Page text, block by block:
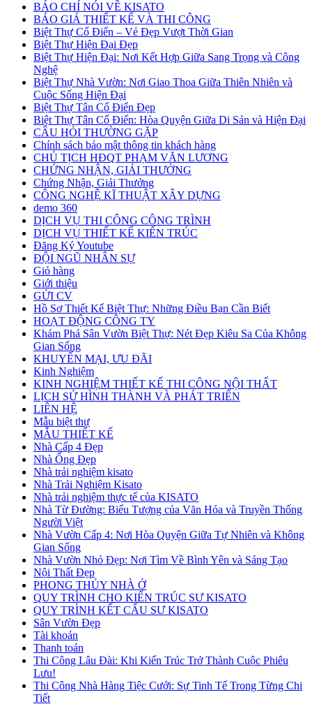
BÁO CHÍ NÓI VỀ KISATO
BÁO GIÁ THIẾT KẾ VÀ THI CÔNG
Biệt Thự Cổ Điển – Vẻ Đẹp Vượt Thời Gian
Biệt Thự Hiện Đại Đẹp
Biệt Thự Hiện Đại: Nơi Kết Hợp Giữa Sang Trọng và Công
Nghệ
Biệt Thự Nhà Vườn: Nơi Giao Thoa Giữa Thiên Nhiên và
Cuộc Sống Hiện Đại
Biệt Thự Tân Cổ Điển Đẹp
Biệt Thự Tân Cổ Điển: Hòa Quyện Giữa Di Sản và Hiện Đại
CÂU HỎI THƯỜNG GẶP
Chính sách bảo mật thông tin khách hàng
CHỦ TỊCH HĐQT PHẠM VĂN LƯƠNG
CHỨNG NHẬN, GIẢI THƯỞNG
Chứng Nhận, Giải Thưởng
CÔNG NGHỆ KĨ THUẬT XÂY DỰNG
demo 360
DỊCH VỤ THI CÔNG CÔNG TRÌNH
DỊCH VỤ THIẾT KẾ KIẾN TRÚC
Đăng Ký Youtube
ĐỘI NGŨ NHÂN SỰ
Giỏ hàng
Giới thiệu
GỬI CV
Hồ Sơ Thiết Kế Biệt Thự: Những Điều Bạn Cần Biết
HOẠT ĐỘNG CÔNG TY
Khám Phá Sân Vườn Biệt Thự: Nét Đẹp Kiêu Sa Của Không
Gian Sống
KHUYẾN MẠI, ƯU ĐÃI
Kinh Nghiệm
KINH NGHIỆM THIẾT KẾ THI CÔNG NỘI THẤT
LỊCH SỬ HÌNH THÀNH VÀ PHÁT TRIỂN
LIÊN HỆ
Mẫu biệt thự
MẪU THIẾT KẾ
Nhà Cấp 4 Đẹp
Nhà Ống Đẹp
Nhà trải nghiệm kisato
Nhà Trải Nghiệm Kisato
Nhà trải nghiệm thực tế của KISATO
Nhà Từ Đường: Biểu Tượng của Văn Hóa và Truyền Thống
Người Việt
Nhà Vườn Cấp 4: Nơi Hòa Quyện Giữa Tự Nhiên và Không
Gian Sống
Nhà Vườn Nhỏ Đẹp: Nơi Tìm Về Bình Yên và Sáng Tạo
Nội Thất Đẹp
PHONG THỦY NHÀ Ở
QUY TRÌNH CHO KIẾN TRÚC SƯ KISATO
QUY TRÌNH KẾT CẤU SƯ KISATO
Sân Vườn Đẹp
Tài khoản
Thanh toán
Thi Công Lâu Đài: Khi Kiến Trúc Trở Thành Cuộc Phiêu
Lưu!
Thi Công Nhà Hàng Tiệc Cưới: Sự Tinh Tế Trong Từng Chi
Tiết